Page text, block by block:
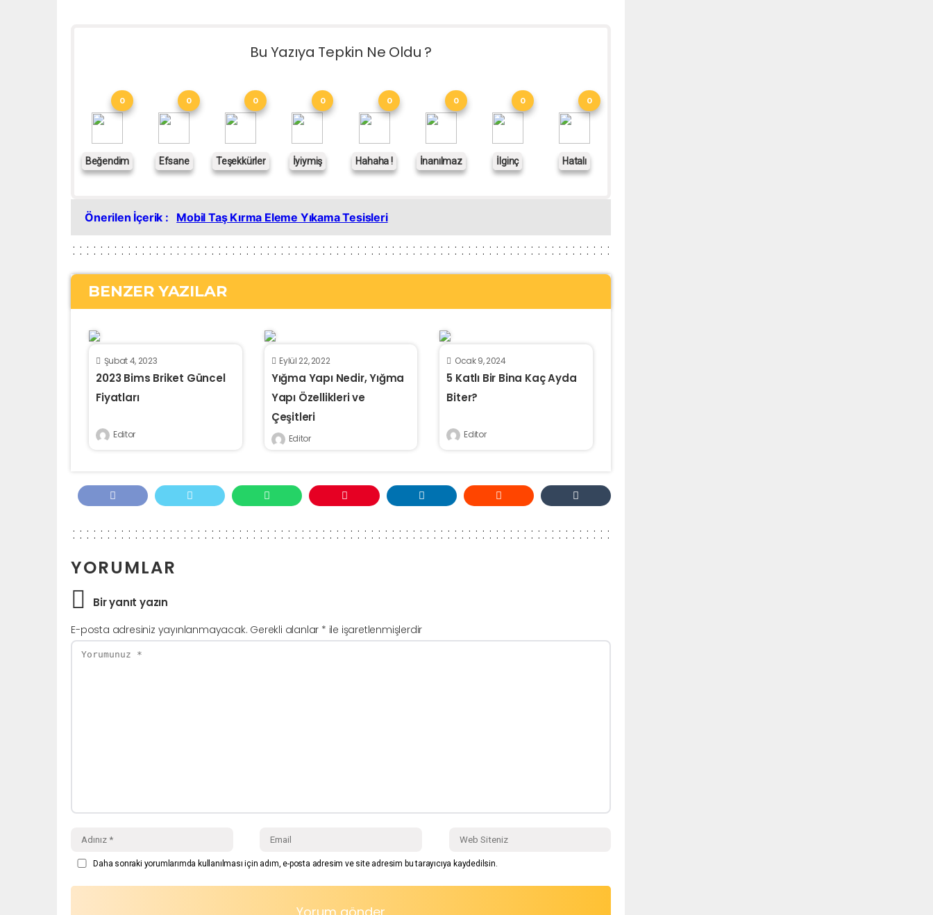
Bu Yazıya Tepkin Ne Oldu ?
Beğendim
0
Efsane
0
Teşekkürler
0
İyiymiş
0
Hahaha !
0
İnanılmaz
0
İlginç
0
Hatalı
0
Önerilen İçerik : Mobil Taş Kırma Eleme Yıkama Tesisleri
BENZER YAZILAR
Şubat 4, 2023
2023 Bims Briket Güncel
Fiyatları
Editor
Eylül 22, 2022
Yığma Yapı Nedir, Yığma
Yapı Özellikleri ve
Çeşitleri
Editor
Ocak 9, 2024
5 Katlı Bir Bina Kaç Ayda
Biter?
Editor
YORUMLAR
Bir yanıt yazın
E-posta adresiniz yayınlanmayacak. Gerekli alanlar * ile işaretlenmişlerdir
Daha sonraki yorumlarımda kullanılması için adım, e-posta adresim ve site adresim bu tarayıcıya kaydedilsin.